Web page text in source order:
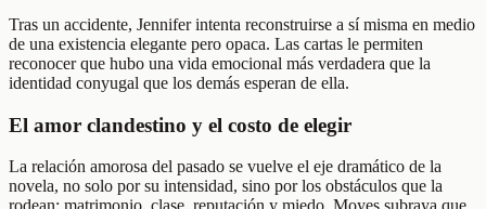
Tras un accidente, Jennifer intenta reconstruirse a sí misma en medio
de una existencia elegante pero opaca. Las cartas le permiten
reconocer que hubo una vida emocional más verdadera que la
identidad conyugal que los demás esperan de ella.
El amor clandestino y el costo de elegir
La relación amorosa del pasado se vuelve el eje dramático de la
novela, no solo por su intensidad, sino por los obstáculos que la